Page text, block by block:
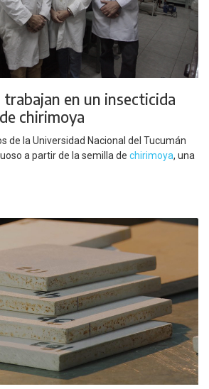
en un insecticida
chirimoya
de la Universidad Nacional del Tucumán
a partir de la semilla de chirimoya, una